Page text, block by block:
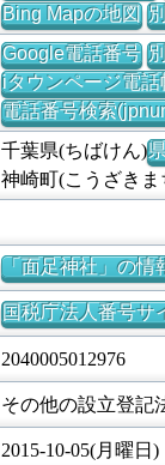
Bing Mapの地図
Google電話番号
iタウンページ電話
電話番号検索
千葉県(ちばけん)
神崎町(こうざきま
「面足神社」の情
国税庁法人番号サ
2040005012976
その他の設立登記
2015-10-05(月曜日)